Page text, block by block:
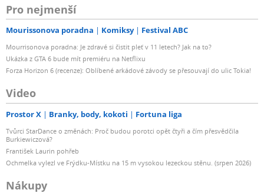
Pro nejmenší
Mourissonova poradna Komiksy Festival ABC
Mourrisonova poradna: Je zdravé si čistit pleť v 11 letech? Jak na to?
Ukázka z GTA 6 bude mít premiéru na Netflixu
Forza Horizon 6 (recenze): Oblíbené arkádové závody se přesouvají do ulic Tokia!
Video
Prostor X Branky, body, kokoti Fortuna liga
Tvůrci StarDance o změnách: Proč budou porotci opět čtyři a čím přesvědčila
Burkiewiczová?
František Laurin pohřeb
Ochmelka vylezl ve Frýdku-Místku na 15 m vysokou lezeckou stěnu. (srpen 2026)
Nákupy